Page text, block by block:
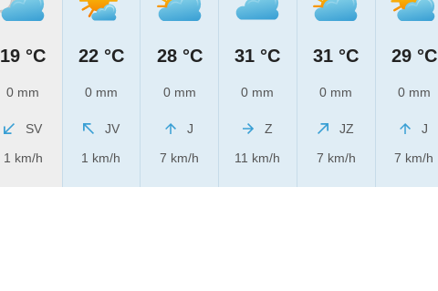
19 °C
0 mm
SV
1 km/h
22 °C
0 mm
JV
1 km/h
28 °C
0 mm
J
7 km/h
31 °C
0 mm
Z
11 km/h
31 °C
0 mm
JZ
7 km/h
29 °C
0 mm
J
7 km/h